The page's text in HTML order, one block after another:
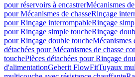
pour réservoirs à encastrerMécanismes
pour Mécanismes de chasseRinçage
pour Rinçage interrompableRinçage
pour Rinçage simple toucheRinçage
pour Rinçage double toucheMécanismes
détachées pour Mécanismes de chasse
touchePièces détachées pour Rinçage
d'alimentationGeberit FlowFitTuyaux